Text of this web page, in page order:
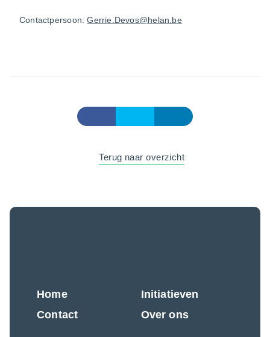
Contactpersoon:Gerrie.Devos@helan.be
Terug naar overzicht
Home
Contact
Initiatieven
Over ons